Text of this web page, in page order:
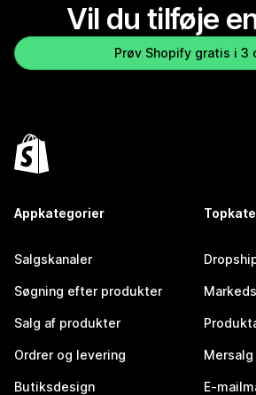
Vil du tilføje
Prøv Shopify gratis i 3
Appkategorier
Salgskanaler
Søgning efter produkter
Salg af produkter
Ordrer og levering
Butiksdesign E-